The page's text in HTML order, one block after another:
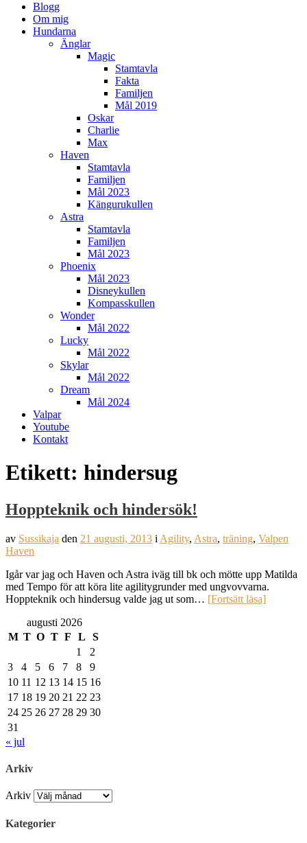
Freestylehundar.se
Blogg
Om mig
Hundarna
Änglar
Magic
Stamtavla
Fakta
Familjen
Mål 2019
Oskar
Charlie
Max
Haven
Stamtavla
Familjen
Mål 2023
Kängurukullen
Astra
Stamtavla
Familjen
Mål 2023
Phoenix
Mål 2023
Disneykullen
Kompasskullen
Wonder
Mål 2022
Lucky
Mål 2022
Skylar
Mål 2022
Dream
Mål 2024
Valpar
Youtube
Kontakt
Etikett: hindersug
Hoppteknik och hindersök!
av Sussikaja den 21 augusti, 2013 i Agility, Astra, träning, Valpen
Haven
Igår var jag och Haven och Astra iväg till bk och mötte upp Matilda
med Tempo för att köra lite agilitygrunder med ungvovvarna.
Hoppteknik och hindersug valde jag ut som… [Fortsätt läsa]
augusti 2026
M T O T F L
S
1
2
3
4 5 6 7 8
9
10 11 12 13 14 15 16
17 18 19 20 21 22 23
24 25 26 27 28 29 30
31
« jul
Arkiv
Arkiv
Kategorier